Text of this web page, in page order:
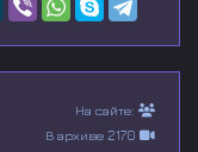
На сайте:
В архиве 2170